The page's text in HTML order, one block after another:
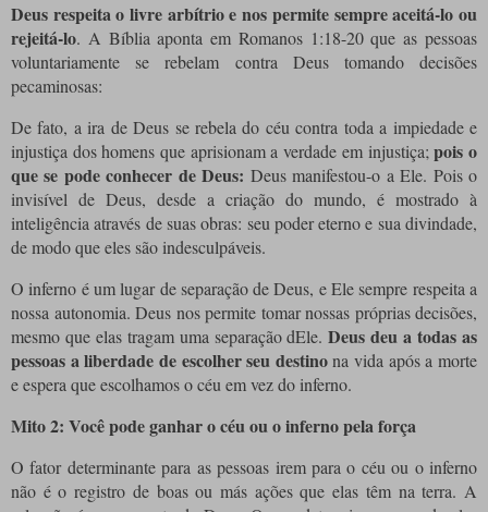
Deus respeita o livre arbítrio e nos permite sempre aceitá-lo ou
rejeitá-lo. A Bíblia aponta em Romanos 1:18-20 que as pessoas
voluntariamente se rebelam contra Deus tomando decisões
pecaminosas:
De fato, a ira de Deus se rebela do céu contra toda a impiedade e
injustiça dos homens que aprisionam a verdade em injustiça;pois o
que se pode conhecer de Deus: Deus manifestou-o a Ele. Pois o
invisível de Deus, desde a criação do mundo, é mostrado à
inteligência através de suas obras: seu poder eterno e sua divindade,
de modo que eles são indesculpáveis.
O inferno é um lugar de separação de Deus, e Ele sempre respeita a
nossa autonomia. Deus nos permite tomar nossas próprias decisões,
mesmo que elas tragam uma separação dEle.Deus deu a todas as
pessoas a liberdade de escolher seu destinona vida após a morte
e espera que escolhamos o céu em vez do inferno.
Mito 2: Você pode ganhar o céu ou o inferno pela força
O fator determinante para as pessoas irem para o céu ou o inferno
não é o registro de boas ou más ações que elas têm na terra. A